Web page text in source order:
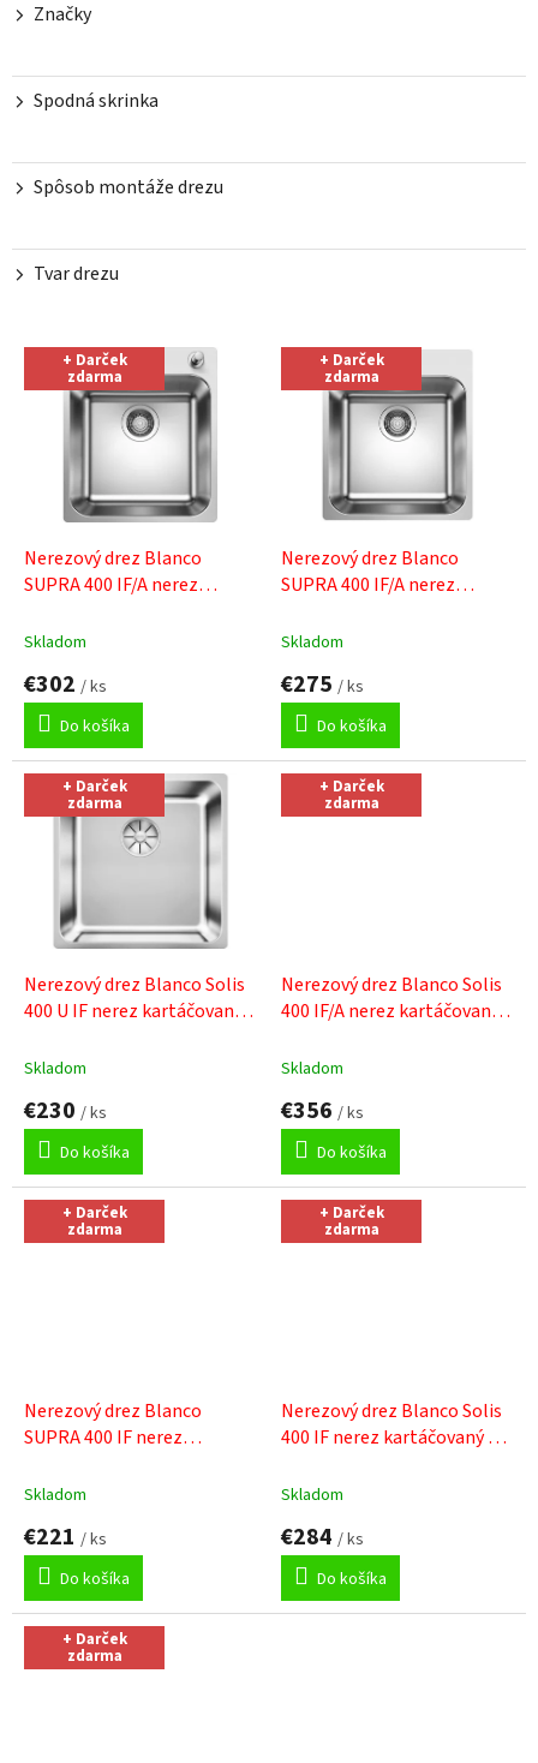
Značky
Spodná skrinka
Spôsob montáže drezu
Tvar drezu
p
+ Darček
zdarma
Nerezový drez Blanco
SUPRA 400 IF/A nerez
Sinks čistiaca pasta
Skladom
€302 / ks
Do košíka
+ Darček
zdarma
Nerezový drez Blanco
SUPRA 400 IF/A nerez
pasta
Skladom
€275 / ks
Do košíka
+ Darček
zdarma
Nerezový drez Blanco Solis
400 U IF nerez kartáčovaný+
Skladom
€230 / ks
Do košíka
+ Darček
zdarma
Nerezový drez Blanco Solis
400 IF/A nerez kartáčovaný s
pasta
Skladom
€356 / ks
Do košíka
+ Darček
zdarma
Nerezový drez Blanco
SUPRA 400 IF nerez
pasta
Skladom
€221 / ks
Do košíka
+ Darček
zdarma
Nerezový drez Blanco Solis
400 IF nerez kartáčovaný+
Skladom
€284 / ks
Do košíka
+ Darček
zdarma